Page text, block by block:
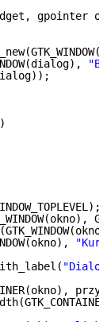
gpointer